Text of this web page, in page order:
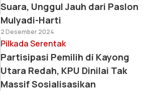
Suara, Unggul Jauh dari Paslon
Mulyadi-Harti
2 Desember 2024
Pilkada Serentak
Partisipasi Pemilih di Kayong
Utara Redah, KPU Dinilai Tak
Massif Sosialisasikan